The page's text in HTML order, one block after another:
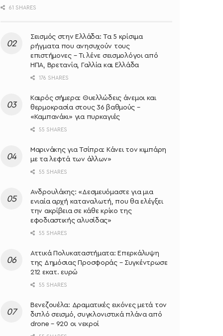
61 SHARES
Σεισμός στην Ελλάδα: Τα 5 κρίσιμα
ρήγματα που ανησυχούν τους
επιστήμονες – Τι λένε σεισμολόγοι από
ΗΠΑ, Βρετανία, Γαλλία και Ελλάδα
176 SHARES
Καιρός σήμερα: Θυελλώδεις άνεμοι και
θερμοκρασία στους 36 βαθμούς –
«Καμπανάκι» για πυρκαγιές
55 SHARES
Μαρινάκης για Τσίπρα: Κάνει τον κιμπάρη
με τα λεφτά των άλλων»
55 SHARES
Ανδρουλάκης: «Δεσμευόμαστε για μια
ενιαία αρχή καταναλωτή, που θα ελέγξει
την ακρίβεια σε κάθε κρίκο της
εφοδιαστικής αλυσίδας»
55 SHARES
Αττικά Πολυκαταστήματα: Επερκάλυψη
της Δημόσιας Προσφοράς – Συγκέντρωσε
212 εκατ. ευρώ
55 SHARES
Βενεζουέλα: Δραματικές εικόνες μετά τον
διπλό σεισμό, συγκλονιστικά πλάνα από
drone – 920 οι νεκροί